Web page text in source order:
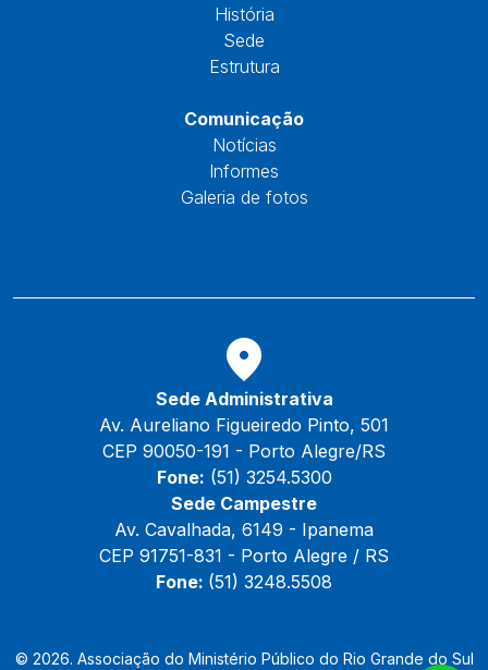
História
Sede
Estrutura
Comunicação
Notícias
Informes
Galeria de fotos
Sede Administrativa
Av. Aureliano Figueiredo Pinto, 501
CEP 90050-191 - Porto Alegre/RS
Fone: (51) 3254.5300
Sede Campestre
Av. Cavalhada, 6149 - Ipanema
CEP 91751-831 - Porto Alegre / RS
Fone: (51) 3248.5508
© 2026. Associação do Ministério Público do Rio Grande do Sul